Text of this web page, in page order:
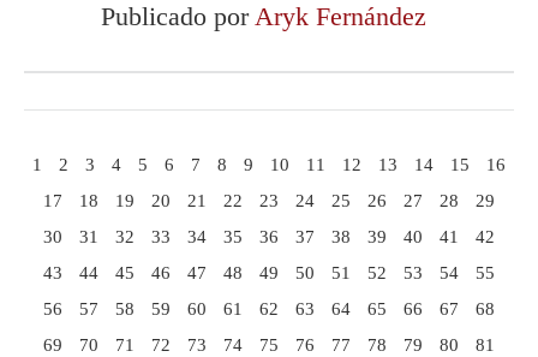
Publicado porAryk Fernández
1 2 3 4 5 6 7 8 9 10 11 12 13 14 15
16
17
18 19 20 21 22 23 24 25 26 27 28
29
30
31 32 33 34 35 36 37 38 39 40 41
42
43
44 45 46 47 48 49 50 51 52 53 54
55
56
57 58 59 60 61 62 63 64 65 66 67
68
69
70 71 72 73 74 75 76 77 78 79 80
81